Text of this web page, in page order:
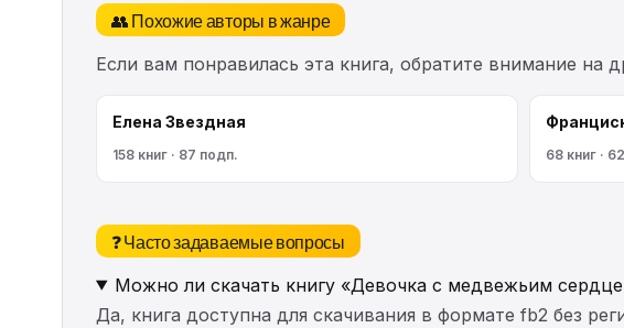
👥 Похожие авторы в жанре
Если вам понравилась эта книга, обратите внимание на
Елена Звездная
158 книг · 87 подп. 68 книг ·
❓ Часто задаваемые вопросы
Можно ли скачать книгу «Девочка с медвежьим
Да, книга доступна для скачивания в формате fb2 без